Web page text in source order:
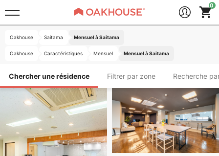
Oakhouse Saitama Mensuel à Saitama
Oakhouse Caractéristiques Mensuel Mensuel à Saitama
Chercher une résidence Filtrer par zone Recherche